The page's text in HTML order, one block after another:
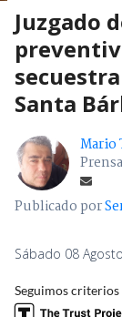
Juzgado
Santa
Mario
Publicado por
Sábado 08
Seguimos criterios